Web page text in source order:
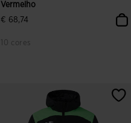
Vermelho
€ 68,74
10 cores